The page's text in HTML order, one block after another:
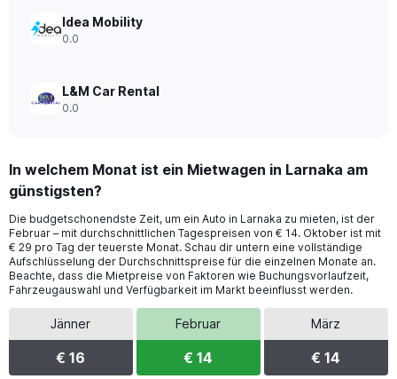
Idea Mobility
0.0
L&M Car Rental
0.0
In welchem Monat ist ein Mietwagen in Larnaka am
günstigsten?
Die budgetschonendste Zeit, um ein Auto in Larnaka zu mieten, ist der
Februar – mit durchschnittlichen Tagespreisen von € 14. Oktober ist mit
€ 29 pro Tag der teuerste Monat. Schau dir untern eine vollständige
Aufschlüsselung der Durchschnittspreise für die einzelnen Monate an.
Beachte, dass die Mietpreise von Faktoren wie Buchungsvorlaufzeit,
Fahrzeugauswahl und Verfügbarkeit im Markt beeinflusst werden.
Jänner
€ 16
Februar
€ 14
März
€ 14